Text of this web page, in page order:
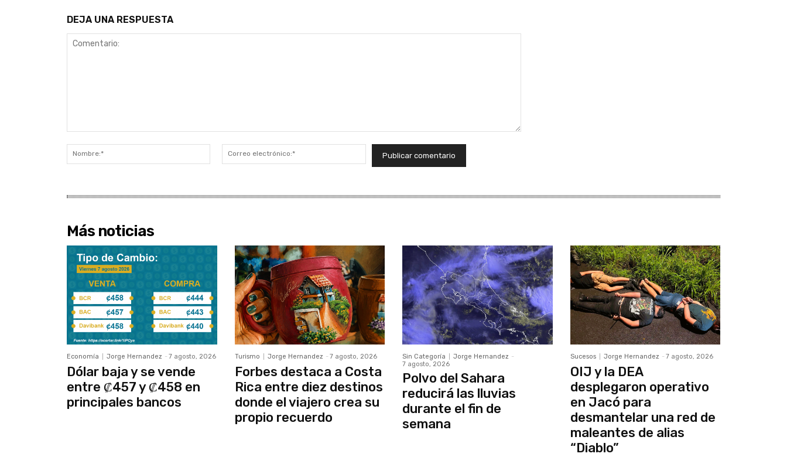
DEJA UNA RESPUESTA
Nombre:*
electrónico:*
Más noticias
Economía Jorge Hernandez - 7 agosto, 2026
Dólar baja y se vende
entre ₡457 y ₡458 en
principales bancos
Turismo Jorge Hernandez - 7 agosto, 2026
Forbes destaca a Costa
Rica entre diez destinos
donde el viajero crea su
propio recuerdo
Sin Categoría Jorge Hernandez -
7 agosto, 2026
Polvo del Sahara
reducirá las lluvias
durante el fin de
semana
Sucesos Jorge Hernandez - 7 agosto, 2026
OIJ y la DEA
desplegaron operativo
en Jacó para
desmantelar una red de
maleantes de alias
“Diablo”